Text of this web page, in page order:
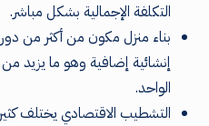
التكلفة الإجمالية بشكل مباشر.
بناء منزل مكون من أكثر من
إنشائية إضافية وهو ما يزيد من
الواحد.
التشطيب الاقتصادي يختلف